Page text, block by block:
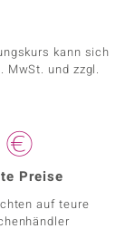
kann sich
MwSt. und zzgl.
Preise
auf teure